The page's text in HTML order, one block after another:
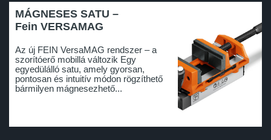
MÁGNESES SATU –
Fein VERSAMAG
Az új FEIN VersaMAG rendszer – a
szorítóerő mobillá változik Egy
egyedülálló satu, amely gyorsan,
pontosan és intuitív módon rögzíthető
bármilyen mágnesezhető...